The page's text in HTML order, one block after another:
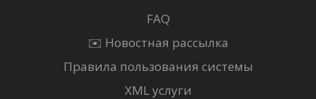
FAQ
✉️ Новостная рассылка
Правила пользования системы
XML услуги